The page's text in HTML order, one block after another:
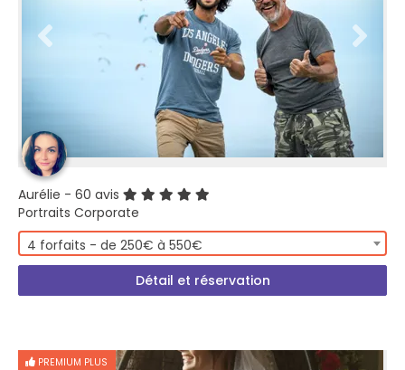
Aurélie - 60 avis
Portraits Corporate
4 forfaits - de 250€ à 550€
Détail et réservation
PREMIUM PLUS